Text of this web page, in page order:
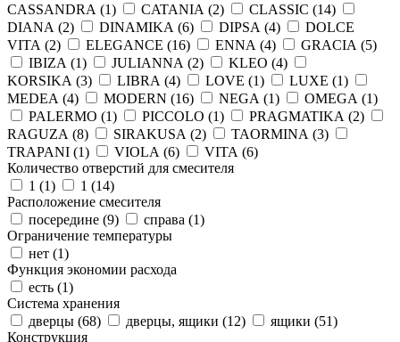
CASSANDRA (1) CATANIA (2) CLASSIC (14)
DIANA (2) DINAMIKA (6) DIPSA (4)
DOLCE
VITA (2) ELEGANCE (16) ENNA (4) GRACIA (5)
IBIZA (1) JULIANNA (2) KLEO (4)
KORSIKA (3) LIBRA (4) LOVE (1) LUXE (1)
MEDEA (4) MODERN (16) NEGA (1) OMEGA (1)
PALERMO (1) PICCOLO (1) PRAGMATIKA (2)
RAGUZA (8) SIRAKUSA (2) TAORMINA (3)
TRAPANI (1) VIOLA (6) VITA (6)
Количество отверстий для смесителя
1 (1) 1 (14)
Расположение смесителя
посередине (9) справа (1)
Ограничение температуры
нет (1)
Функция экономии расхода
есть (1)
Система хранения
дверцы (68) дверцы, ящики (12) ящики (51)
Конструкция